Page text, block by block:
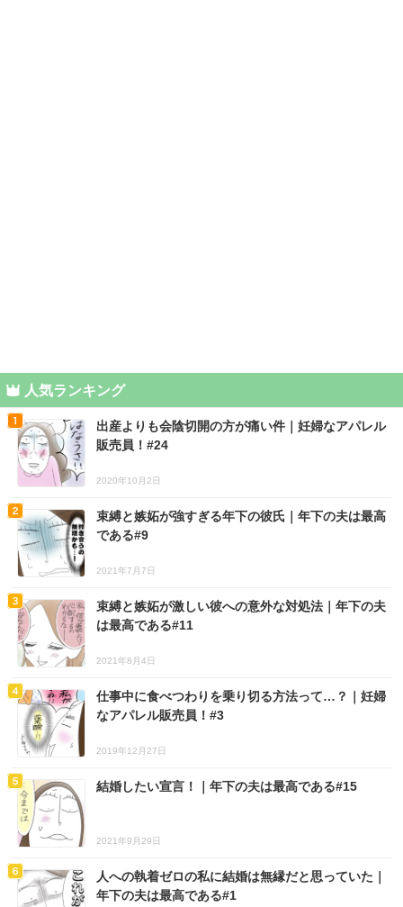
人気ランキング
出産よりも会陰切開の方が痛い件｜妊婦なアパレル
販売員！#24
2020年10月2日
束縛と嫉妬が強すぎる年下の彼氏｜年下の夫は最高
である#9
2021年7月7日
束縛と嫉妬が激しい彼への意外な対処法｜年下の夫
は最高である#11
2021年8月4日
仕事中に食べつわりを乗り切る方法って…？｜妊婦
なアパレル販売員！#3
2019年12月27日
結婚したい宣言！｜年下の夫は最高である#15
2021年9月29日
人への執着ゼロの私に結婚は無縁だと思っていた｜
年下の夫は最高である#1